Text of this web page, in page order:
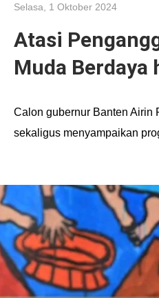
Selasa, 1 Oktober 2024
Atasi
Muda Berdaya
Calon gubernur Banten Airin
sekaligus menyampaikan